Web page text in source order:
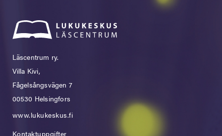
Läscentrum ry.
Villa Kivi,
Fågelsångsvägen 7
00530 Helsingfors
www.lukukeskus.fi
Kontaktuppgifter